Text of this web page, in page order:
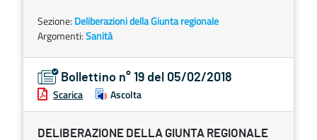
Sezione: Deliberazioni della Giunta regionale
Argomenti:Sanità
Bollettino n° 19 del 05/02/2018
Scarica Ascolta
DELIBERAZIONE DELLA GIUNTA REGIONALE